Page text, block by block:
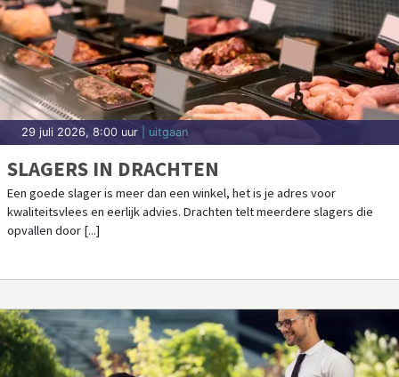
29 juli 2026, 8:00 uur | uitgaan
SLAGERS IN DRACHTEN
Een goede slager is meer dan een winkel, het is je adres voor
kwaliteitsvlees en eerlijk advies. Drachten telt meerdere slagers die
opvallen door [...]